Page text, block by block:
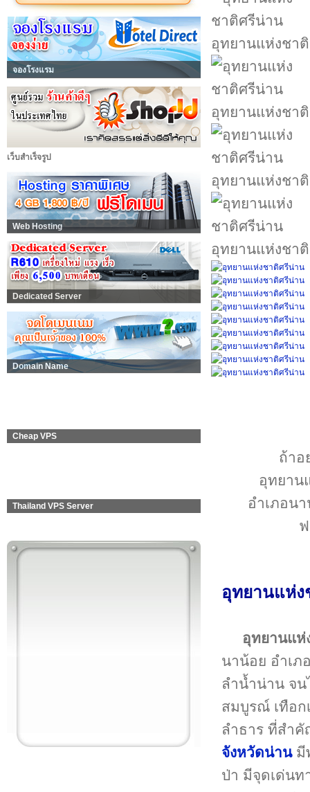
จองโรงแรม
เว็บสำเร็จรูป
Web Hosting
Dedicated Server
Domain Name
Cheap VPS
Thailand VPS Server
อุทยานแห่งชา
อุทยานแห่งชา
อุทยานแห่งชา
อุทยานแห่งชา
ถ้าอ
อุทยาน
อำเภอน
อุทยานแห่ง
อุทยานแ
นาน้อย อำเภ
ลำน้ำน่าน จน
สมบูรณ์ เทือก
ลำธาร ที่สำ
จังหวัดน่านมี
ป่า มีจุดเด่นท